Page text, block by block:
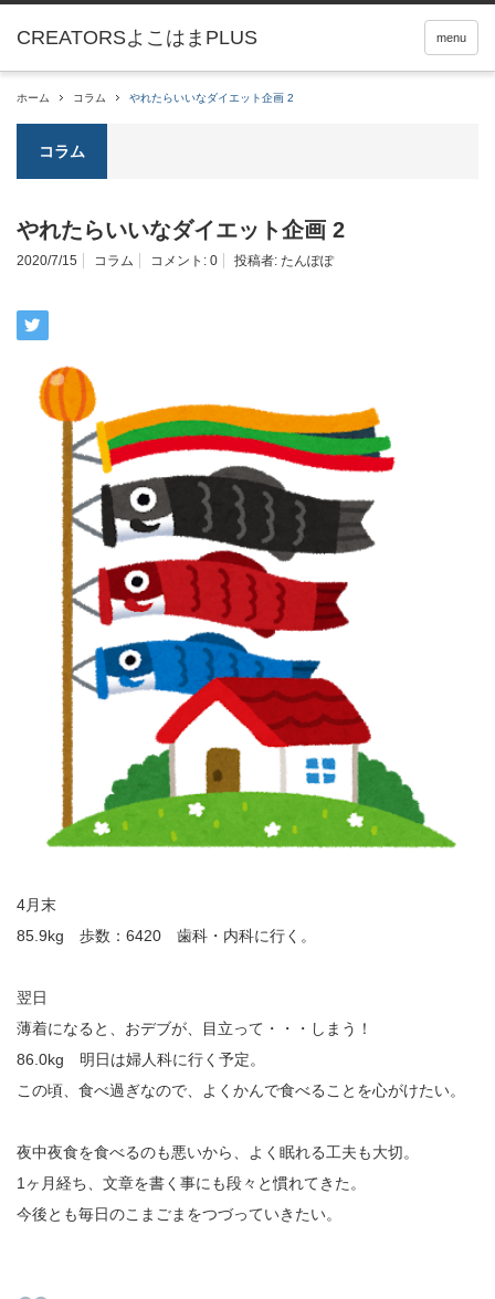
menu
ホーム コラム やれたらいいなダイエット企画 2
コラム
やれたらいいなダイエット企画 2
2020/7/15 コラム コメント: 0 投稿者: たんぽぽ
4月末
85.9kg 歩数：6420 歯科・内科に行く。
翌日
薄着になると、おデブが、目立って・・・しまう！
86.0kg 明日は婦人科に行く予定。
この頃、食べ過ぎなので、よくかんで食べることを心がけたい。
夜中夜食を食べるのも悪いから、よく眠れる工夫も大切。
1ヶ月経ち、文章を書く事にも段々と慣れてきた。
今後とも毎日のこまごまをつづっていきたい。